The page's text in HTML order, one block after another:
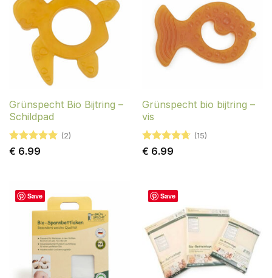
Grünspecht Bio Bijtring –
Schildpad
Gewaardeerd
(2)
€ 6.99
Grünspecht bio bijtring –
vis
Gewaardeerd
(15)
€ 6.99
Save Save